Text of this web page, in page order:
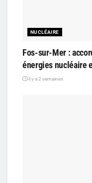
NUCLÉAIRE
Fos-sur-Mer :
énergies nucléaire
il y a 2 semaines